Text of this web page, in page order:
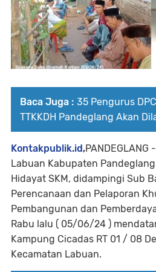
Baca Juga : 35 Pengurus
TTKKDH Pandeglang Akan
Kontakpublik.id,
Labuan Kabupaten
Hidayat SKM, didampingi Sub
Perencanaan dan Pelaporan
Pembangunan dan
Rabu lalu ( 05/06/24 )
Kampung Cicadas RT 01 / 08
Kecamatan Labuan.